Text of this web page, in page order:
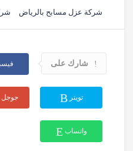
شركة عزل مسابح بالرياض
شارك على
تويتر
واتساب